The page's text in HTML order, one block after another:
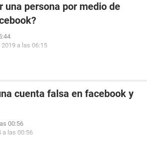
una persona por medio de
2019 a las 06:15
cuenta falsa en facebook y
00:56
a las 00:56